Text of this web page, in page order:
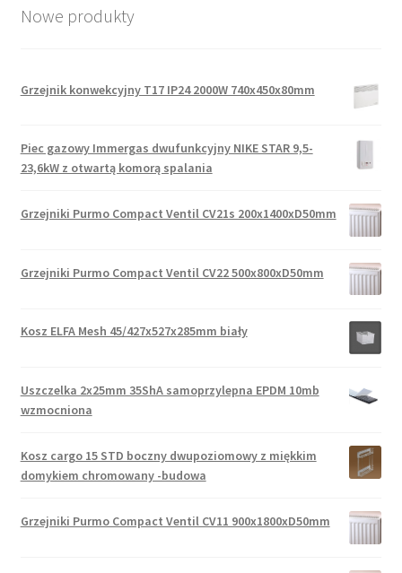
Nowe produkty
Grzejnik konwekcyjny T17 IP24 2000W 740x450x80mm
Piec gazowy Immergas dwufunkcyjny NIKE STAR 9,5-
23,6kW z otwartą komorą spalania
Grzejniki Purmo Compact Ventil CV21s 200x1400xD50mm
Grzejniki Purmo Compact Ventil CV22 500x800xD50mm
Kosz ELFA Mesh 45/427x527x285mm biały
Uszczelka 2x25mm 35ShA samoprzylepna EPDM 10mb
wzmocniona
Kosz cargo 15 STD boczny dwupoziomowy z miękkim
domykiem chromowany -budowa
Grzejniki Purmo Compact Ventil CV11 900x1800xD50mm